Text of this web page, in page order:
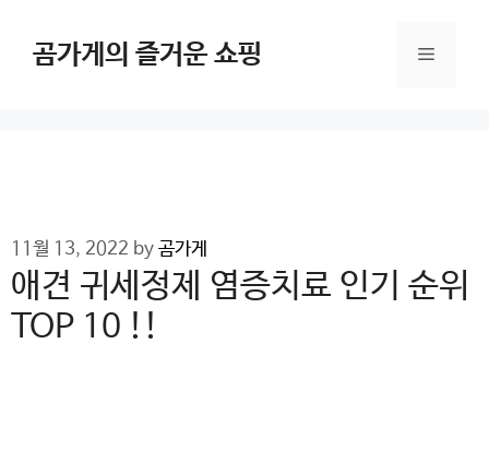
content곰가게의 즐거운 쇼핑 Menu
11월 13, 2022 by 곰가게
애견 귀세정제 염증치료 인기 순위
TOP 10 !!